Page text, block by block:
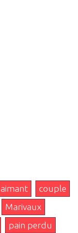
aimant
couple
Marivaux
pain perdu